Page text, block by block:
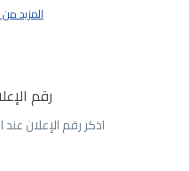
المزيد من
رقم
اذكر رقم الإعلان